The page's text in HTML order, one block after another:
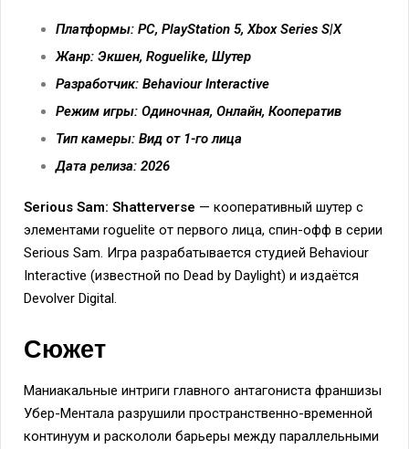
Платформы: PC, PlayStation 5, Xbox Series S|X
Жанр: Экшен, Roguelike, Шутер
Разработчик: Behaviour Interactive
Режим игры: Одиночная, Онлайн, Кооператив
Тип камеры: Вид от 1-го лица
Дата релиза: 2026
Serious Sam: Shatterverse — кооперативный шутер с
элементами roguelite от первого лица, спин-офф в серии
Serious Sam. Игра разрабатывается студией Behaviour
Interactive (известной по Dead by Daylight) и издаётся
Devolver Digital.
Сюжет
Маниакальные интриги главного антагониста франшизы
Убер-Ментала разрушили пространственно-временной
континуум и раскололи барьеры между параллельными